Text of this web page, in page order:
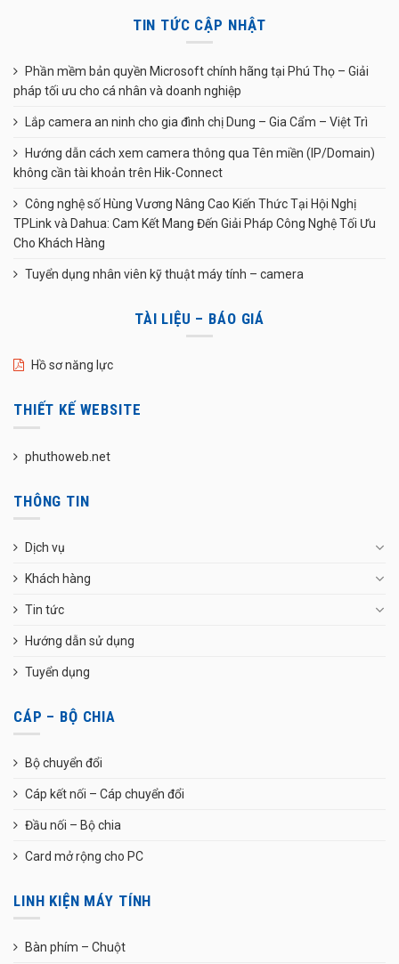
TIN TỨC CẬP NHẬT
Phần mềm bản quyền Microsoft chính hãng tại Phú Thọ – Giải
pháp tối ưu cho cá nhân và doanh nghiệp
Lắp camera an ninh cho gia đình chị Dung – Gia Cẩm – Việt Trì
Hướng dẫn cách xem camera thông qua Tên miền (IP/Domain)
không cần tài khoản trên Hik-Connect
Công nghệ số Hùng Vương Nâng Cao Kiến Thức Tại Hội Nghị
TPLink và Dahua: Cam Kết Mang Đến Giải Pháp Công Nghệ Tối Ưu
Cho Khách Hàng
Tuyển dụng nhân viên kỹ thuật máy tính – camera
TÀI LIỆU – BÁO GIÁ
Hồ sơ năng lực
THIẾT KẾ WEBSITE
phuthoweb.net
THÔNG TIN
Dịch vụ
Khách hàng
Tin tức
Hướng dẫn sử dụng
Tuyển dụng
CÁP – BỘ CHIA
Bộ chuyển đổi
Cáp kết nối – Cáp chuyển đổi
Đầu nối – Bộ chia
Card mở rộng cho PC
LINH KIỆN MÁY TÍNH
Bàn phím – Chuột